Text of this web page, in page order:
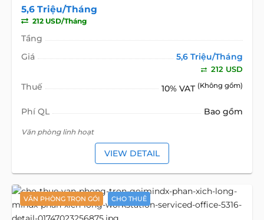
5,6 Triệu/Tháng
212 USD/Tháng
Tầng
Giá
5,6 Triệu/Tháng
212 USD
Thuế 10% VAT (Không gồm)
Phí QL Bao gồm
Văn phòng linh hoạt
VIEW DETAIL
VĂN PHÒNG TRỌN GÓI CHO THUÊ